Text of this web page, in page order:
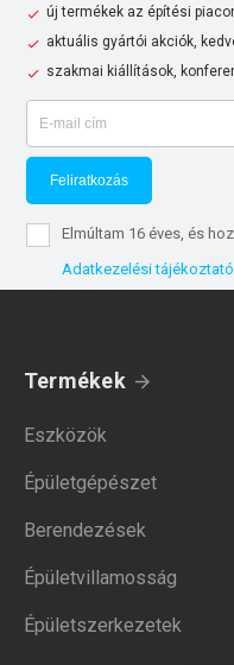
új termékek az építési
aktuális gyártói akciók,
szakmai kiállítások,
Feliratkozás
Elmúltam 16 éves, és
Adatkezelési tájékoztató
Termékek
Eszközök
Épületgépészet
Berendezések
Épületvillamosság
Épületszerkezetek